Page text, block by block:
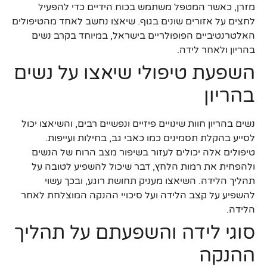
מזרן, כאשר המטפל משתמש בכוח הידיים כדי להפעיל
לחצים על אזורים שונים בגוף. שיאצו נחשב לאחד מהטיפולים
האלטרנטיביים הפופולריים בישראל, במיוחד בקרב נשים
בהריון ולאחר לידה.
השפעת טיפולי שיאצו על נשים
בהריון
נשים בהריון חוות שינויים פיזיים ונפשיים רבים, והשיאצו יכול
לסייע בהקלת תסמינים כמו כאבי גב, בחילות ועייפות.
טיפולים אלה יכולים לעזור בשיפור מצב הרוח של הנשים
ולהפחית את רמות הלחץ, דבר שיכול להשפיע לטובה על
תהליך הלידה. השיאצו מעניק תחושת רוגע, ובכך עשוי
להשפיע על קצב הלידה ועל סיכויי ההנקה המוצלחת לאחר
הלידה.
סוגי לידה והשפעתם על תהליך
ההנקה